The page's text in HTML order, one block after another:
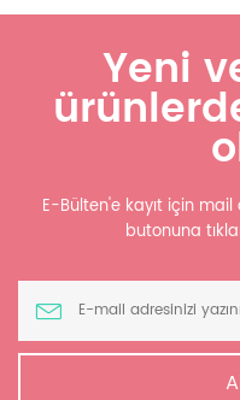
Yeni
E-Bülten'e kayıt için mail
butonuna